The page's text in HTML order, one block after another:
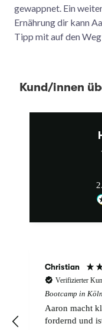
gewappnet. Ein
Ernährung dir kann
Tipp mit auf den
Kund/innen
Christian
Verifizierter
Bootcamp in Köln
Aaron macht
fordernd und